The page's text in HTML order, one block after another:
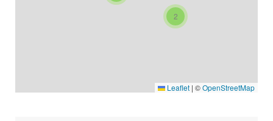
2
Leaflet | ©OpenStreetMap